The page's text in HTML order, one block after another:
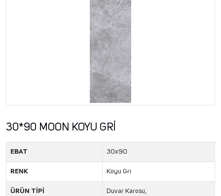
30*90 MOON KOYU GRİ
EBAT 30x90
RENK Koyu Gri
ÜRÜN TİPİ Duvar Karosu,